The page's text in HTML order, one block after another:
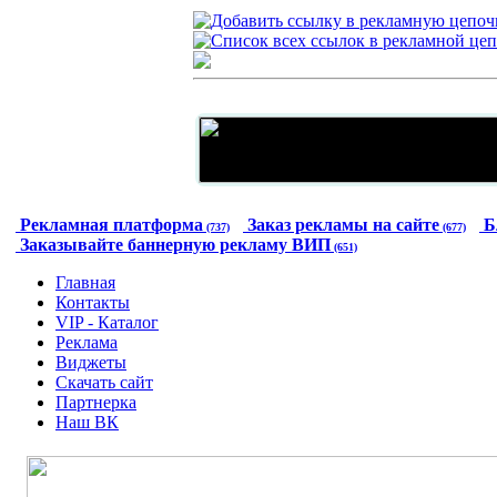
Рекламная платформа (737) Заказ рекламы на сайте (677)
Заказывайте баннерную рекламу ВИП (651)
Главная
Контакты
VIP - Каталог
Реклама
Виджеты
Скачать сайт
Партнерка
Наш ВК